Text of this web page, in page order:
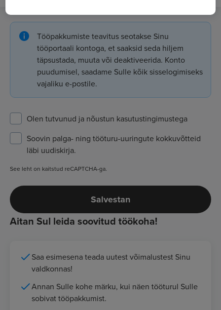
Tööpakkumiste teavitus seotakse Sinu
tööportaali kontoga, et saaksid seda hiljem
täpsustada, muuta või deaktiveerida. Konto
puudumisel, saadame Sulle kõik sisselogimiseks
vajaliku e-postile.
Olen tutvunud ja nõustun kasutustingimustega
Soovin palga- ning tööturu-uuringute kokkuvõtteid
läbi uudiskirja.
See leht on kaitstud reCAPTCHA-ga.
Salvestan
Aitan Sul leida soovitud töökoha!
Saa esimesena teada uutest võimalustest Sinu
valdkonnas!
Annan Sulle kohe märku, kui näen tööturul Sulle
sobivat tööpakkumist.